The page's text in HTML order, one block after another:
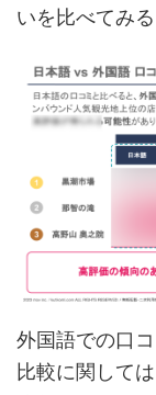
いを比べてみ
外国語での口
比較に関して